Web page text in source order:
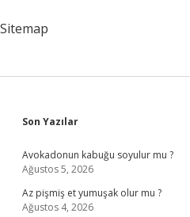
Sitemap
Sidebar
Son Yazılar
Avokadonun kabuğu soyulur mu ?
Ağustos 5, 2026
Az pişmiş et yumuşak olur mu ?
Ağustos 4, 2026